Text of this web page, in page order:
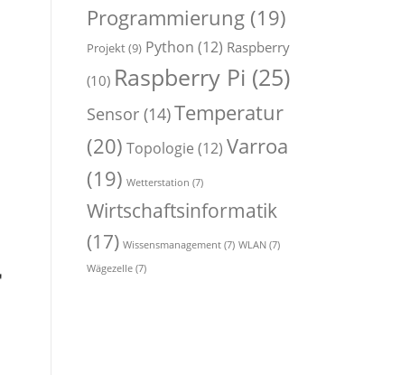
Programmierung (19)
Projekt(9) Python (12) Raspberry
(10) Raspberry Pi (25)
Sensor (14)Temperatur
(20) Topologie (12) Varroa
(19) Wetterstation (7)
Wirtschaftsinformatik
(17) Wissensmanagement (7) WLAN (7)
Wägezelle (7)